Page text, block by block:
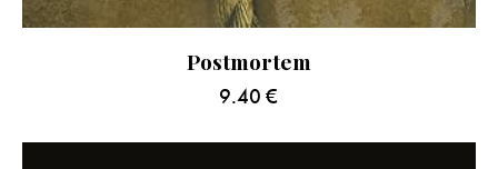
Postmortem
9.40 €